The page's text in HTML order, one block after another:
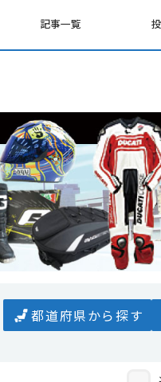
記事一覧
都道府県から探す